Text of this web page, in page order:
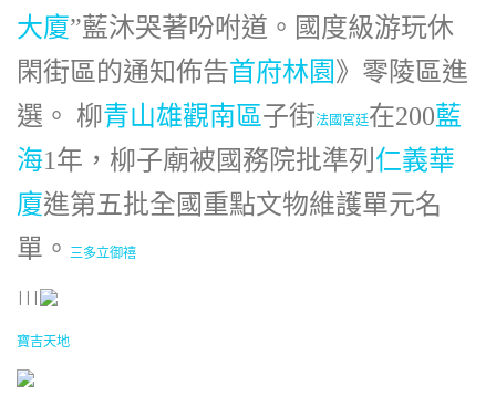
大廈”藍沐哭著吩咐道。國度級游玩休
閑街區的通知佈告首府林園 》 零陵區進
選。 柳青山雄觀南區子街法國宮廷在200藍
海1年，柳子廟被國務院批準列 仁義華
廈進第五批全國重點文物維護單元名
單。 三多立御禧
|||
寶吉天地